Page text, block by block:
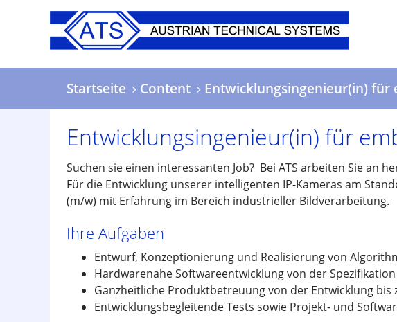
Startseite Content Entwicklungsingenieur(in)
Entwicklungsingenieur(in) für
Suchen sie einen interessanten Job? Bei ATS arbeiten Sie an
Für die Entwicklung unserer intelligenten IP-Kameras am
(m/w) mit Erfahrung im Bereich industrieller Bildverarbeitung.
Ihre Aufgaben
Entwurf, Konzeptionierung und Realisierung von
Hardwarenahe Softwareentwicklung von der
Ganzheitliche Produktbetreuung von der Entwicklung bis
Entwicklungsbegleitende Tests sowie Projekt- und